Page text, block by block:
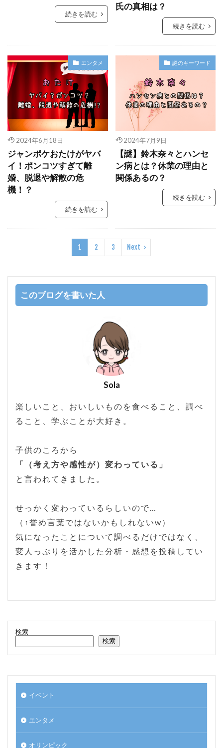
続きを読む
氏の真相は？
続きを読む
エンタメ
2024年6月18日
ジャンポケおたけがヤバ
イ！ポンコツすぎて離
婚、脱退や解散の危
機！？
続きを読む
謎のキーワード
2024年7月9日
【謎】鈴木奈々とハンセ
ン病とは？休業の理由と
関係あるの？
続きを読む
1 2 3 Next
このブログを書いた人
Sola
楽しいこと、おいしいものを食べること、調べ
ること、学ぶことが大好き。
子供のころから
「（考え方や感性が）変わっている」
と言われてきました。
せっかく変わっているらしいので…
（↑誉め言葉ではないかもしれないw）
気になったことについて調べるだけではなく、
変人っぷりを活かした分析・感想を投稿してい
きます！
検索
検索
イベント
エンタメ
オリンピック